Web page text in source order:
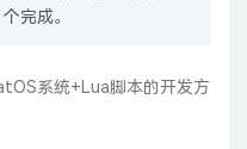
完成。
系统+Lua脚本的开发方